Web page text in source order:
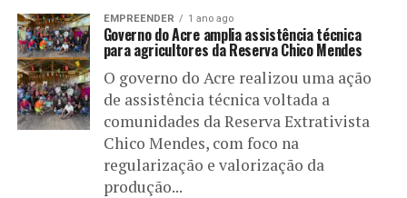
EMPREENDER 1 ano ago
Governo do Acre amplia assistência técnica
para agricultores da Reserva Chico Mendes
O governo do Acre realizou uma ação
de assistência técnica voltada a
comunidades da Reserva Extrativista
Chico Mendes, com foco na
regularização e valorização da
produção...